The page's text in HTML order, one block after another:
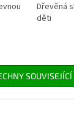
Dřevěná
děti
SOUVISEJÍCÍ